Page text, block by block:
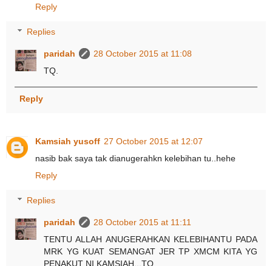
Reply
Replies
paridah
28 October 2015 at 11:08
TQ.
Reply
Kamsiah yusoff 27 October 2015 at 12:07
nasib bak saya tak dianugerahkn kelebihan tu..hehe
Reply
Replies
paridah
28 October 2015 at 11:11
TENTU ALLAH ANUGERAHKAN KELEBIHANTU PADA
MRK YG KUAT SEMANGAT JER TP XMCM KITA YG
PENAKUT NI KAMSIAH...TQ